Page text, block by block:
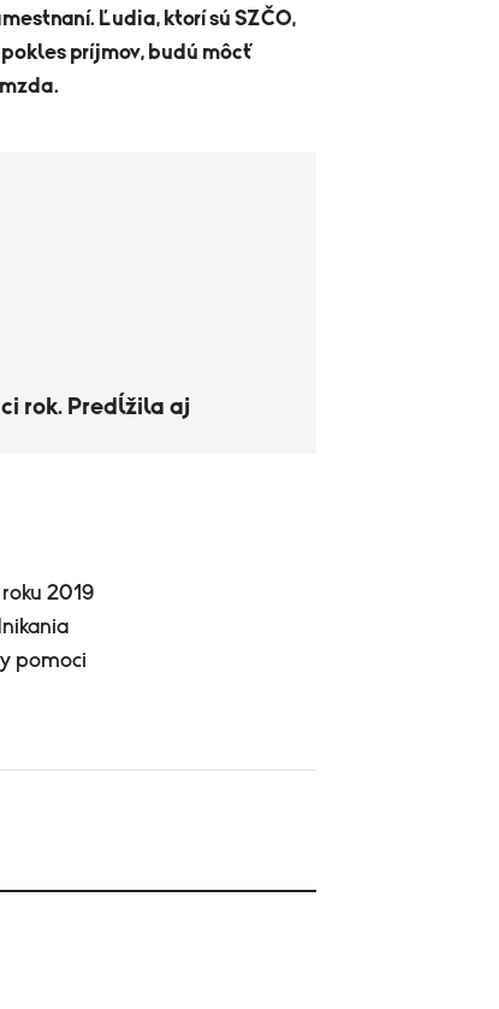
Ľudia, ktorí sú SZČO,
príjmov, budú môcť
rok. Predĺžila aj
2019
pomoci